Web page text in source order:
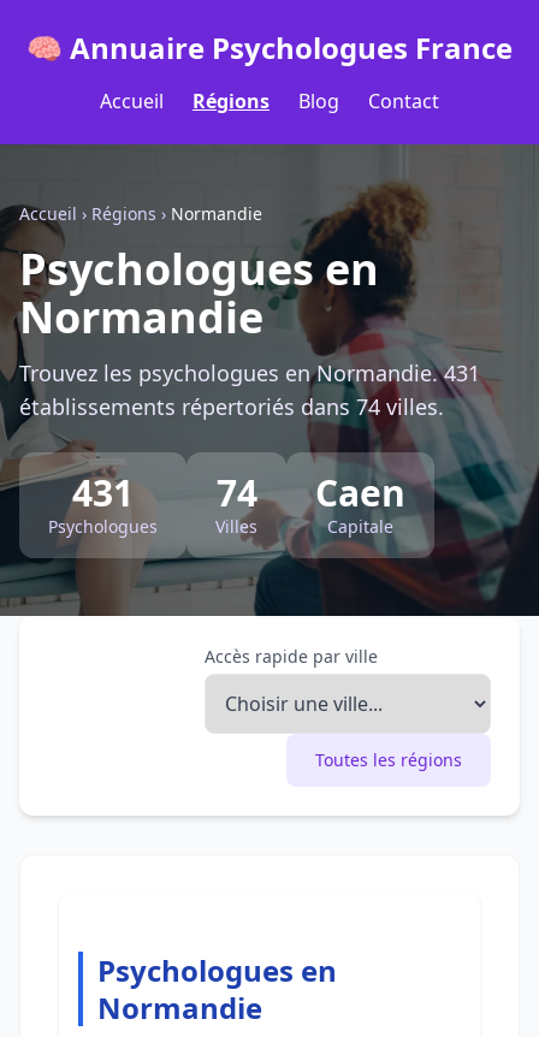
🧠 Annuaire Psychologues France
Accueil Régions Blog Contact
Accueil › Régions › Normandie
Psychologues en
Normandie
Trouvez les psychologues en Normandie. 431
établissements répertoriés dans 74 villes.
431
Psychologues
74
Villes
Caen
Capitale
Accès rapide par ville
Toutes les régions
Psychologues en
Normandie